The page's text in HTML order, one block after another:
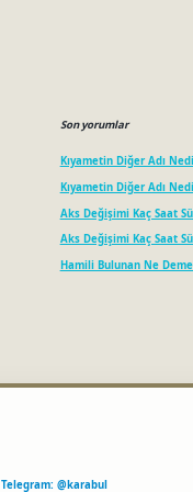
Son yorumlar
Kıyametin Diğer Adı
Kıyametin Diğer Adı
Aks Değişimi Kaç Saat
Aks Değişimi Kaç Saat
Hamili Bulunan Ne
Telegram: @karabul